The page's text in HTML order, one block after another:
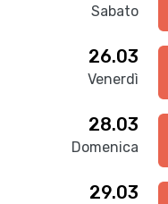
Sabato
26.03
Venerdì
28.03
Domenica
29.03